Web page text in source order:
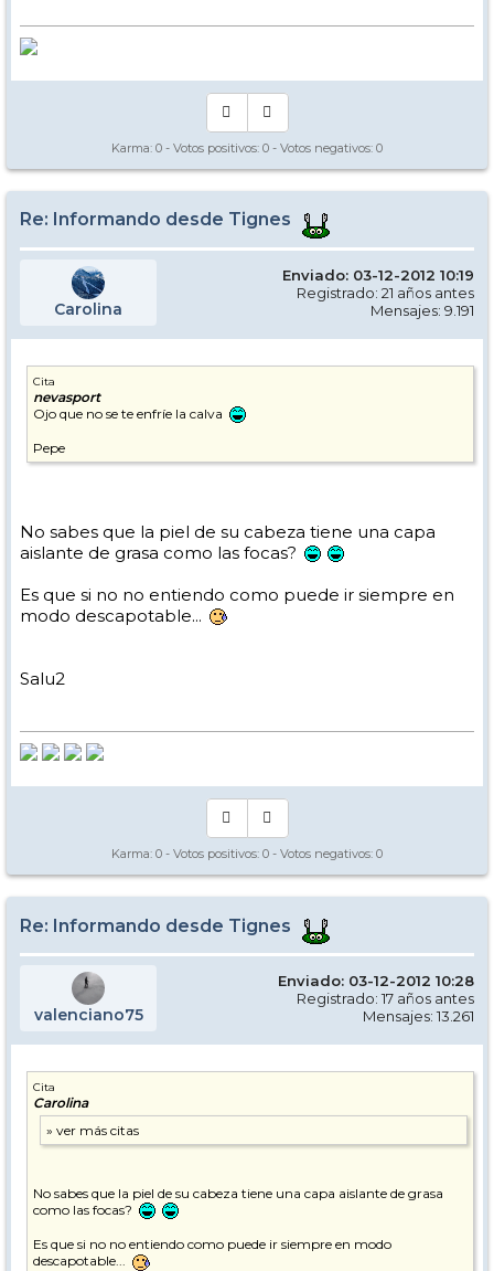
Karma: 0 - Votos positivos: 0 - Votos negativos: 0
Re: Informando desde Tignes
Carolina
Enviado: 03-12-2012 10:19
Registrado: 21 años antes
Mensajes: 9.191
Cita
nevasport
Ojo que no se te enfríe la calva
Pepe
No sabes que la piel de su cabeza tiene una capa
aislante de grasa como las focas?
Es que si no no entiendo como puede ir siempre en
modo descapotable...
Salu2
Karma: 0 - Votos positivos: 0 - Votos negativos: 0
Re: Informando desde Tignes
valenciano75
Enviado: 03-12-2012 10:28
Registrado: 17 años antes
Mensajes: 13.261
Cita
Carolina
No sabes que la piel de su cabeza tiene una capa aislante de grasa
como las focas?
Es que si no no entiendo como puede ir siempre en modo
descapotable...